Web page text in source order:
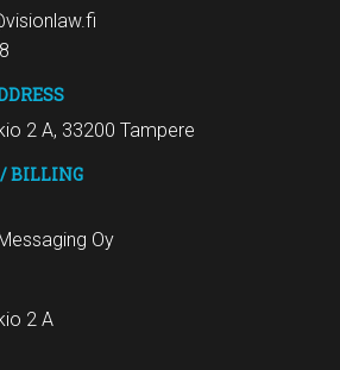
2 A, 33200 Tampere
BILLING
Oy
2 A